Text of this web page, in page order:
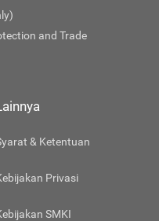
and Trade
& Ketentuan
Privasi
SMKI